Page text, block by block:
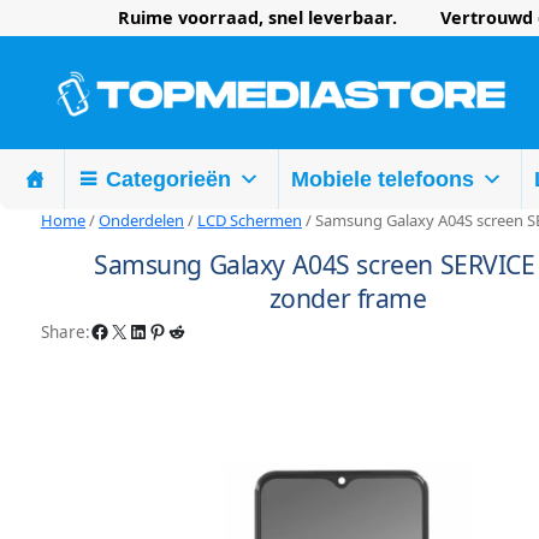
Ruime voorraad, snel leverbaar.
Categorieën Mobiele telefoons
Home/Onderdelen / LCD Schermen / Samsung Galaxy A04S screen
Samsung Galaxy A04S screen SERVICE
zonder frame
Share:Facebook X LinkedIn Pinterest Reddit